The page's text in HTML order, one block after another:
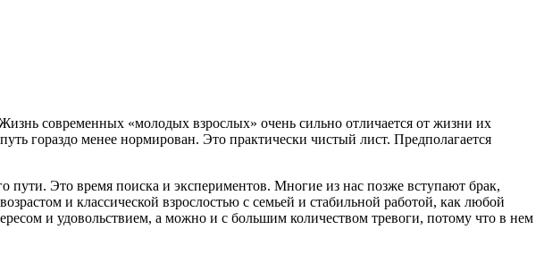
современных «молодых взрослых» очень сильно отличается от жизни их
гораздо менее нормирован. Это практически чистый лист. Предполагается
пути. Это время поиска и экспериментов. Многие из нас позже вступают брак,
и классической взрослостью с семьей и стабильной работой, как любой
и удовольствием, а можно и с большим количеством тревоги, потому что в нем